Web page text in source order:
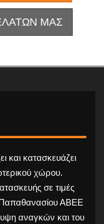
ΜΑΣ
και κατασκευάζει
χώρου.
σε τιμές
ΑΒΕΕ
αναγκών και του